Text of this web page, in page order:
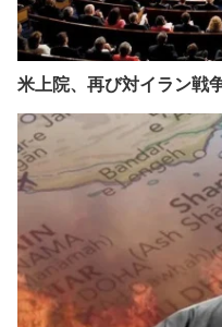
米上院、再び対イラン戦